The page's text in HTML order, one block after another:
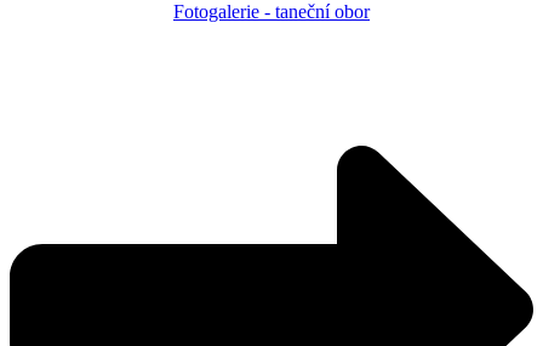
Fotogalerie - taneční obor